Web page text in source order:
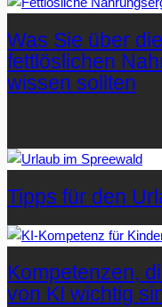
Was Sie über
fettlöslichen
wissen sollten
Tipps für den
Kompetenzen,
von KI wichtig